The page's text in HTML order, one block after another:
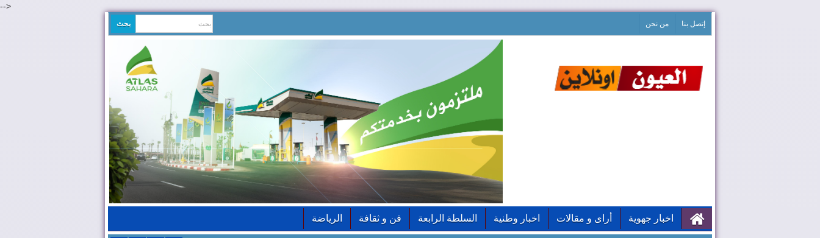
-->
إتصل بنا من نحن
اخبار جهوية أراى و مقالات اخبار وطنية السلطة الرابعة فن و ثقافة الرياضة